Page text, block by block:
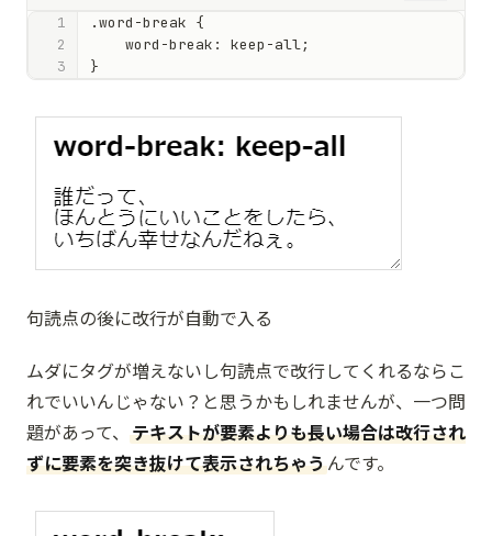
.word-break {
    word-break: keep-all;
}
句読点の後に改行が自動で入る
ムダにタグが増えないし句読点で改行してくれるならこ
れでいいんじゃない？と思うかもしれませんが、一つ問
題があって、 テキストが要素よりも長い場合は改行され
ずに要素を突き抜けて表示されちゃうんです。